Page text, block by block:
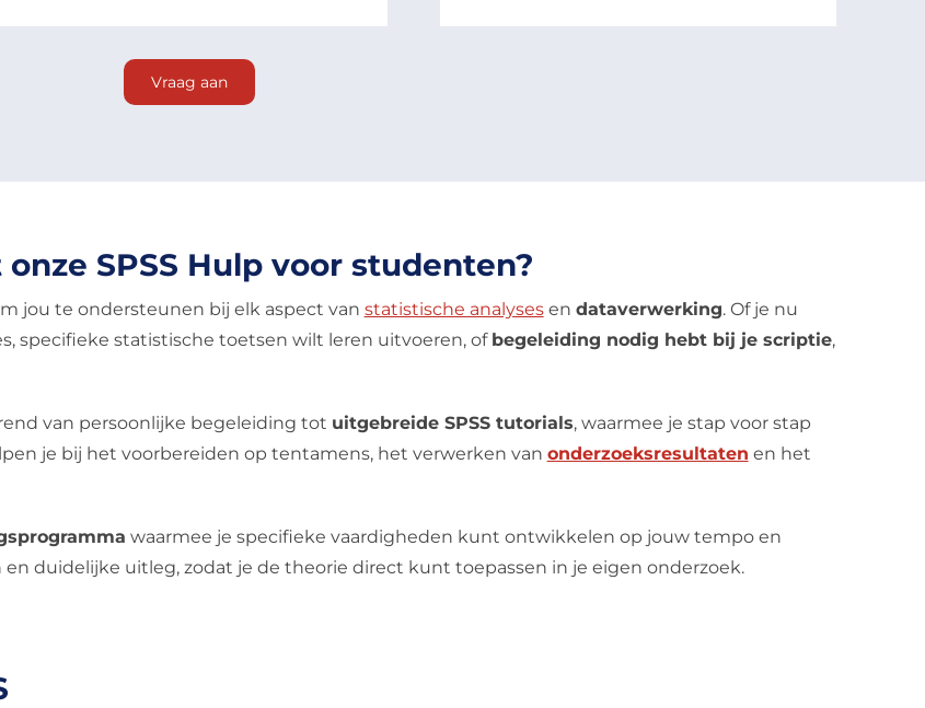
Vraag aan
SPSS Hulp voor studenten?
jou te ondersteunen bij elk aspect van statistische analysesen dataverwerking. Of je nu
specifieke statistische toetsen wilt leren uitvoeren, of begeleiding nodig hebt bij je scriptie,
van persoonlijke begeleiding tot uitgebreide SPSS tutorials, waarmee je stap voor stap
je bij het voorbereiden op tentamens, het verwerken van onderzoeksresultaten en het
waarmee je specifieke vaardigheden kunt ontwikkelen op jouw tempo en
duidelijke uitleg, zodat je de theorie direct kunt toepassen in je eigen onderzoek.